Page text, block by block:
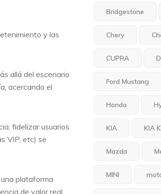
y las
allá del escenario
acercando el
fidelizar usuarios
VIP, etc) se
plataforma
de valor real
Bridgestone
Chery
CUPRA
Ford Mustang
Honda
KIA KIA
Mazda
MINI